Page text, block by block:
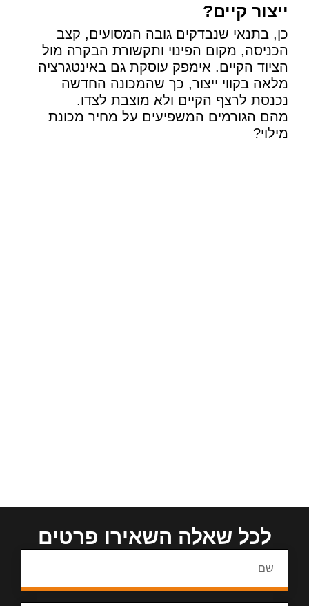
ייצור קיים?
כן, בתנאי שנבדקים גובה המסועים, קצב
הכניסה, מקום הפינוי ותקשורת הבקרה מול
הציוד הקיים. אימפק עוסקת גם באינטגרציה
מלאה בקווי ייצור, כך שהמכונה החדשה
נכנסת לרצף הקיים ולא מוצבת לצדו.
מהם הגורמים המשפיעים על מחיר מכונת
מילוי?
לכל שאלה השאירו פרטים